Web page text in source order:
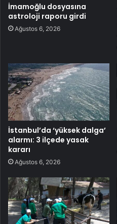
İmamoğlu dosyasına
astroloji raporu girdi
Ağustos 6, 2026
İstanbul’da ‘yüksek dalga’
alarmı: 3 ilçede yasak
kararı
Ağustos 6, 2026